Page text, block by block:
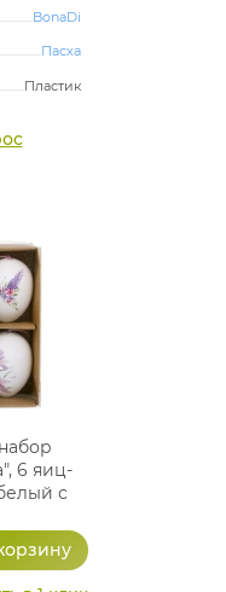
BonaDi
Пасха
Пластик
6 яиц-
с